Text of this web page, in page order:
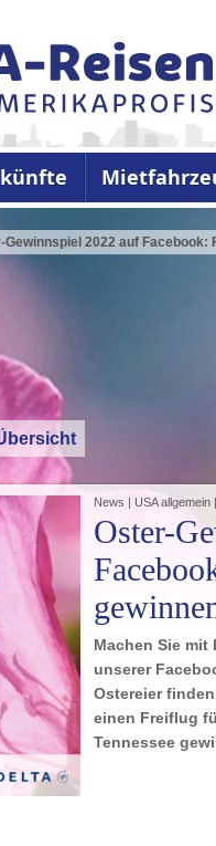
Gewinnspiel 2022 auf Facebook:
News | USA allgemein
Oster-
Machen Sie
unserer
Ostereier
einen Freiflug
Tennessee